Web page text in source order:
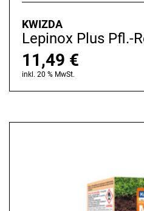
KWIZDA
Lepinox Plus Pfl.-
11,49 €
inkl. 20 % MwSt.